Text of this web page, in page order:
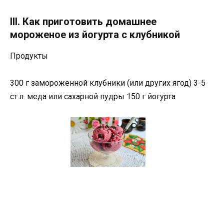
III. Как приготовить домашнее
мороженое из йогурта с клубникой
Продукты
300 г замороженной клубники (или других ягод) 3-5
ст.л. меда или сахарной пудры 150 г йогурта